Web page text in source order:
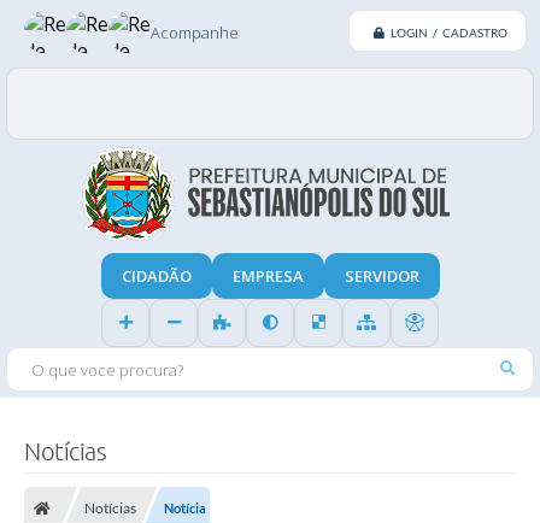
LOGIN / CADASTRO
O QUE VOCE PROCURA?
Acompanhe
CIDADÃO EMPRESA SERVIDOR
Notícias
Notícias Notícia